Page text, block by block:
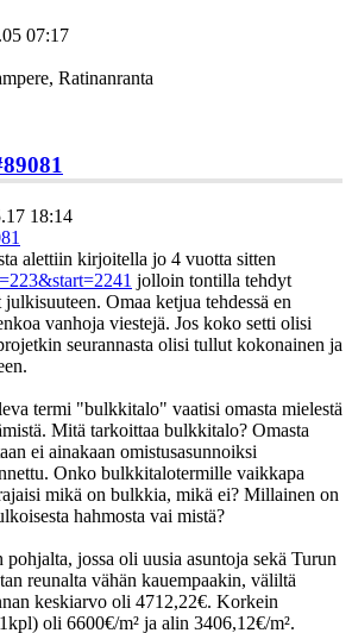
07:17
Ratinanranta
18:14
alettiin kirjoitella jo 4 vuotta sitten
jolloin tontilla tehdyt
Omaa ketjua tehdessä en
vanhoja viestejä. Jos koko setti olisi
seurannasta olisi tullut kokonainen ja
termi "bulkkitalo" vaatisi omasta mielestä
Mitä tarkoittaa bulkkitalo? Omasta
ei ainakaan omistusasunnoiksi
Onko bulkkitalotermille vaikkapa
mikä on bulkkia, mikä ei? Millainen on
hahmosta vai mistä?
pohjalta, jossa oli uusia asuntoja sekä Turun
reunalta vähän kauempaakin, väliltä
keskiarvo oli 4712,22€. Korkein
oli 6600€/m² ja alin 3406,12€/m².